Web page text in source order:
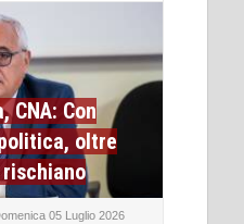
CNA: Con
oltre
05 Luglio 2026